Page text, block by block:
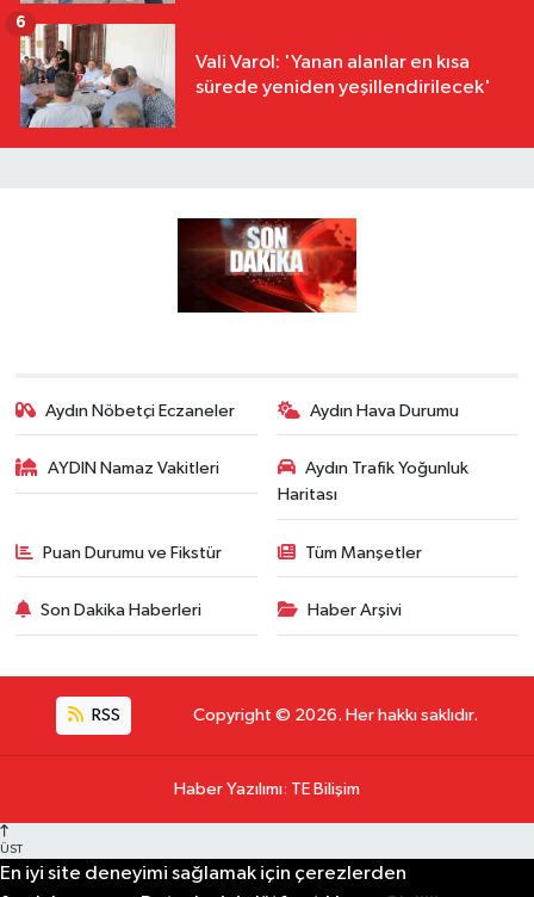
Vali Varol: 'Yanan alanlar en kısa
sürede yeniden yeşillendirilecek'
6
Aydın Nöbetçi Eczaneler Aydın Hava Durumu
AYDIN Namaz Vakitleri
Aydın Trafik Yoğunluk
Haritası
Puan Durumu ve Fikstür Tüm Manşetler
Son Dakika Haberleri Haber Arşivi
RSS Copyright © 2026. Her hakkı saklıdır.
Haber Yazılımı: TE Bilişim
ÜST
En iyi site deneyimi sağlamak için çerezlerden